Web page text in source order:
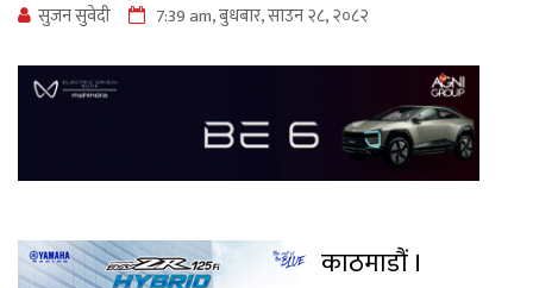
सुजन सुवेदी 7:39 am, बुधबार, साउन २८, २०८२
काठमाडौं ।